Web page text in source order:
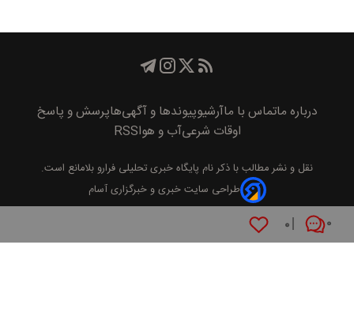
۰ ۰
درباره ماتماس با ماآرشیوپیوند‌ها و آگهی‌هاپرسش و پاسخ
اوقات شرعیآب و هواRSS
نقل و نشر مطالب با ذکر نام پايگاه خبری تحليلی فرارو بلامانع است.
طراحی سایت خبری و خبرگزاری آسام